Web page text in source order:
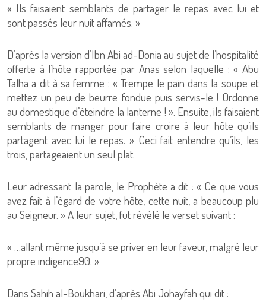
« Ils faisaient semblants de partager le repas avec lui et
sont passés leur nuit affamés. »
D’après la version d’Ibn Abi ad-Donia au sujet de l’hospitalité
offerte à l’hôte rapportée par Anas selon laquelle : « Abu
Talha a dit à sa femme : « Trempe le pain dans la soupe et
mettez un peu de beurre fondue puis servis-le ! Ordonne
au domestique d’éteindre la lanterne ! ». Ensuite, ils faisaient
semblants de manger pour faire croire à leur hôte qu’ils
partagent avec lui le repas. » Ceci fait entendre qu’ils, les
trois, partageaient un seul plat.
Leur adressant la parole, le Prophète a dit : « Ce que vous
avez fait à l’égard de votre hôte, cette nuit, a beaucoup plu
au Seigneur. » A leur sujet, fut révélé le verset suivant :
« …allant même jusqu’à se priver en leur faveur, malgré leur
propre indigence90. »
Dans Sahih al-Boukhari, d’après Abi Johayfah qui dit :